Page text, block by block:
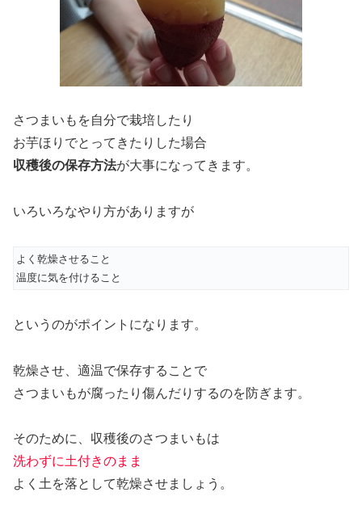
さつまいもを自分で栽培したり
お芋ほりでとってきたりした場合
収穫後の保存方法が大事になってきます。
いろいろなやり方がありますが
よく乾燥させること
温度に気を付けること
というのがポイントになります。
乾燥させ、適温で保存することで
さつまいもが腐ったり傷んだりするのを防ぎます。
そのために、収穫後のさつまいもは
洗わずに土付きのまま
よく土を落として乾燥させましょう。